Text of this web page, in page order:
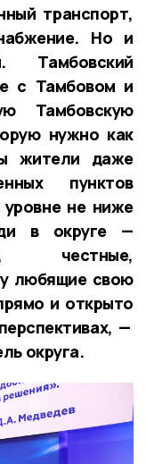
транспорт,
Но и
Тамбовский
с Тамбовом и
Тамбовскую
нужно как
жители даже
пунктов
не ниже
в округе —
честные,
любящие свою
и открыто
—
округа.